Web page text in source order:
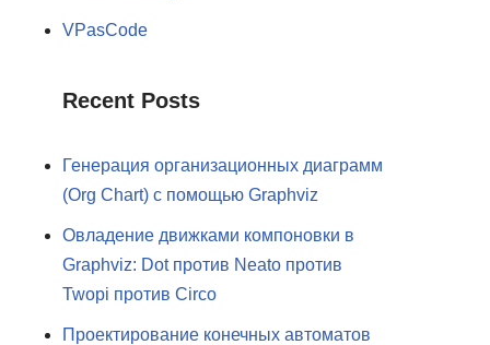
VPasCode
Recent Posts
Генерация организационных диаграмм
(Org Chart) с помощью Graphviz
Овладение движками компоновки в
Graphviz: Dot против Neato против
Twopi против Circo
Проектирование конечных автоматов